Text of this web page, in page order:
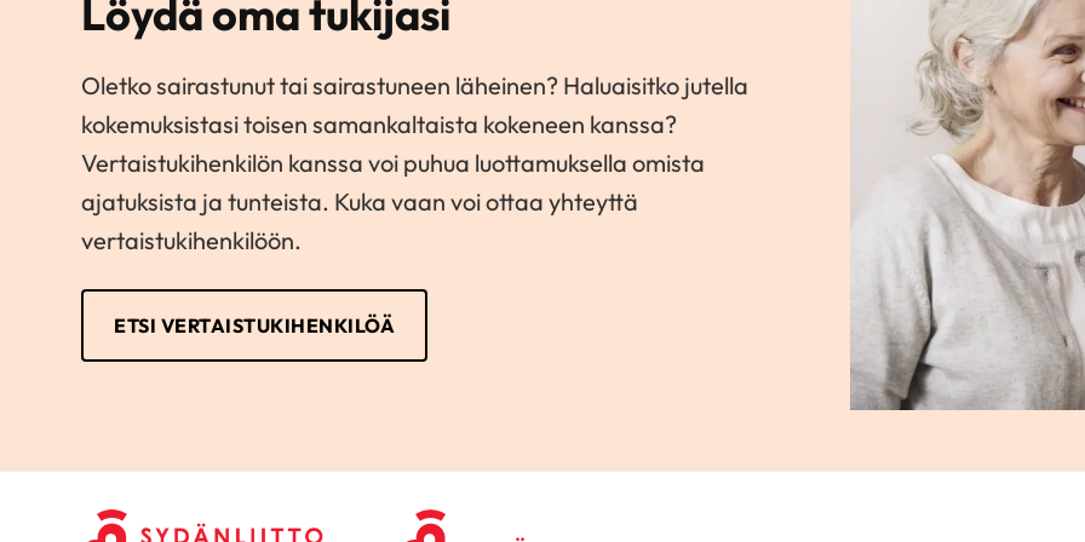
Löydä oma tukijasi
Oletko sairastunut tai sairastuneen läheinen? Haluaisitko jutella
kokemuksistasi toisen samankaltaista kokeneen kanssa?
Vertaistukihenkilön kanssa voi puhua luottamuksella omista
ajatuksista ja tunteista. Kuka vaan voi ottaa yhteyttä
vertaistukihenkilöön.
ETSI VERTAISTUKIHENKILÖÄ